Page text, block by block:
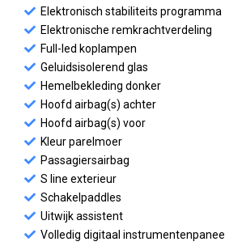
Elektronisch stabiliteits programma
Elektronische remkrachtverdeling
Full-led koplampen
Geluidsisolerend glas
Hemelbekleding donker
Hoofd airbag(s) achter
Hoofd airbag(s) voor
Kleur parelmoer
Passagiersairbag
S line exterieur
Schakelpaddles
Uitwijk assistent
Volledig digitaal instrumentenpaneel